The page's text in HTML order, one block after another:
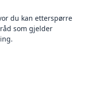
du kan etterspørre
som gjelder